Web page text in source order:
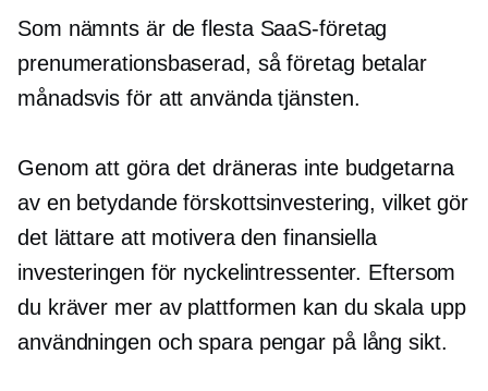
Som nämnts är de flesta SaaS-företag
prenumerationsbaserad, så företag betalar
månadsvis för att använda tjänsten.
Genom att göra det dräneras inte budgetarna
av en betydande förskottsinvestering, vilket gör
det lättare att motivera den finansiella
investeringen för nyckelintressenter. Eftersom
du kräver mer av plattformen kan du skala upp
användningen och spara pengar på lång sikt.